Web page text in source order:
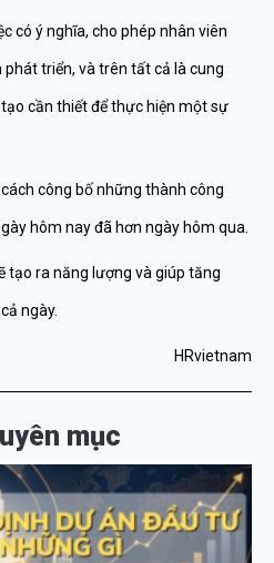
có ý nghĩa, cho phép nhân viên
triển, và trên tất cả là cung
cần thiết để thực hiện một sự
công bố những thành công
hôm nay đã hơn ngày hôm qua.
tạo ra năng lượng và giúp tăng
ngày.
HRvietnam
mục